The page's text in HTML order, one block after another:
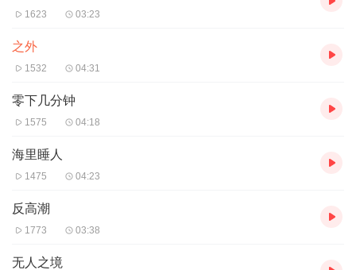
1623 03:23
之外
1532 04:31
零下几分钟
1575 04:18
海里睡人
1475 04:23
反高潮
1773 03:38
无人之境